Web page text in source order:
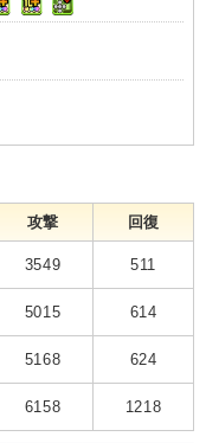
攻撃 回復
3549 511
5015 614
5168 624
6158 1218